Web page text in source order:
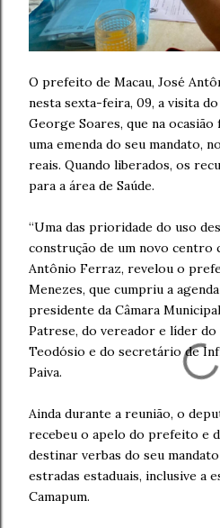
O prefeito de Macau, José
nesta sexta-feira, 09, a visita
George Soares, que na
uma emenda do seu mandato,
reais. Quando liberados, os
para a área de Saúde.
“Uma das prioridade do uso
construção de um novo
Antônio Ferraz, revelou o
Menezes, que cumpriu a
presidente da Câmara
Patrese, do vereador e líder
Teodósio e do secretário de
Paiva.
Ainda durante a reunião, o
recebeu o apelo do prefeito e
destinar verbas do seu
estradas estaduais, inclusive a
Camapum.